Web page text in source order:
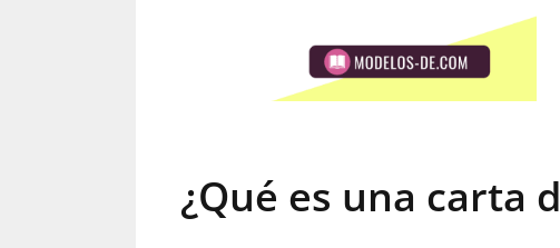
¿Qué es una carta